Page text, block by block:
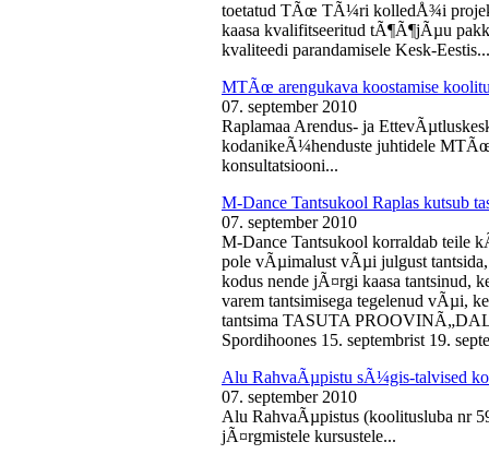
toetatud TÃœ TÃ¼ri kolledÅ¾i
kaasa kvalifitseeritud tÃ¶Ã¶jÃµu
kvaliteedi parandamisele Kesk-Eestis...
MTÃœ arengukava koostamise
07. september 2010
Raplamaa Arendus- ja
kodanikeÃ¼henduste juhtidele
konsultatsiooni...
M-Dance Tantsukool Raplas kutsub
07. september 2010
M-Dance Tantsukool korraldab teile
pole vÃµimalust vÃµi julgust
kodus nende jÃ¤rgi kaasa tantsinud,
varem tantsimisega tegelenud vÃµi,
tantsima TASUTA
Spordihoones 15. septembrist 19.
Alu RahvaÃµpistu sÃ¼gis-talvised
07. september 2010
Alu RahvaÃµpistus (koolitusluba nr
jÃ¤rgmistele kursustele...